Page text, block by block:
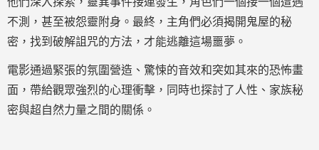
不測，甚至被怨靈附身。最終，主角們必須揭開鬼屋的秘
密，找到破解詛咒的方法，才能逃離這場噩夢。
電影通過緊張的氛圍營造、驚悚的音效和突如其來的恐怖畫
面，帶給觀眾強烈的心理衝擊，同時也探討了人性、家族秘
密與超自然力量之間的關係。